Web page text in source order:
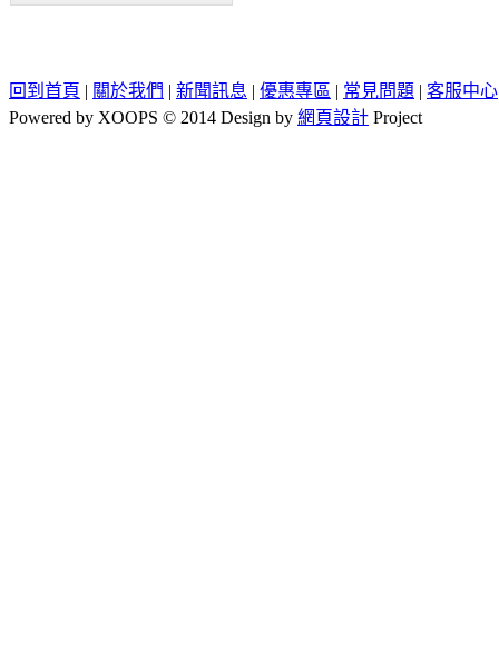
回到首頁 | 關於我們 | 新聞訊息 | 優惠專區 | 常見問題 | 客服中心
Powered by XOOPS © 2014 Design by 網頁設計 Project